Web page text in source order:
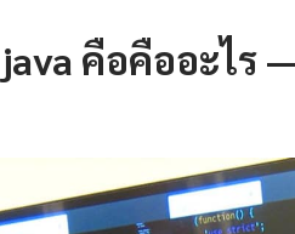
คือคืออะไร